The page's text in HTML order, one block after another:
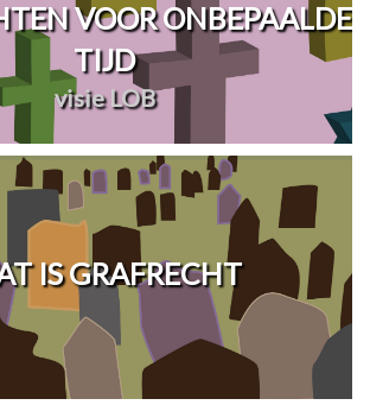
VOOR ONBEPAALDE
TIJD
visie LOB
IS GRAFRECHT